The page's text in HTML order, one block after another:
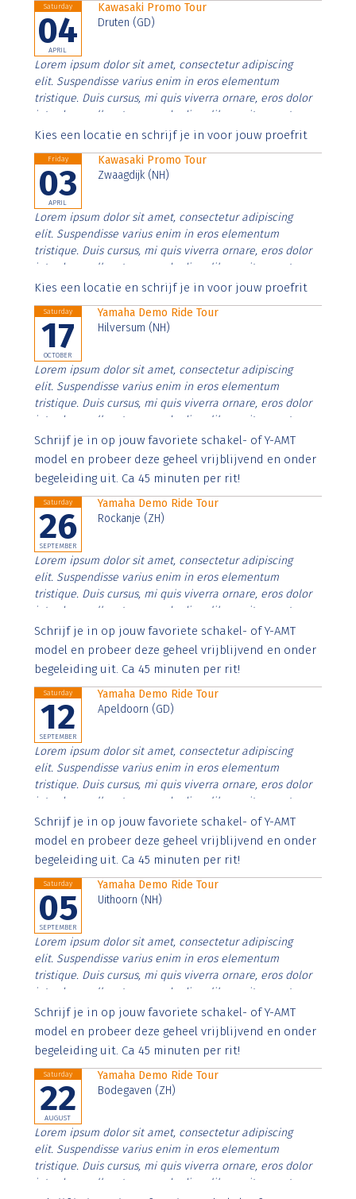
Saturday
04
APRIL
Kawasaki Promo Tour
Druten (GD)
Lorem ipsum dolor sit amet, consectetur adipiscing
elit. Suspendisse varius enim in eros elementum
tristique. Duis cursus, mi quis viverra ornare, eros dolor
interdum nulla, ut commodo diam libero vitae erat.
Aenean faucibus nibh et justo cursus id rutrum lorem
Kies een locatie en schrijf je in voor jouw proefrit
Friday
03
APRIL
Kawasaki Promo Tour
Zwaagdijk (NH)
Lorem ipsum dolor sit amet, consectetur adipiscing
elit. Suspendisse varius enim in eros elementum
tristique. Duis cursus, mi quis viverra ornare, eros dolor
interdum nulla, ut commodo diam libero vitae erat.
Aenean faucibus nibh et justo cursus id rutrum lorem
Kies een locatie en schrijf je in voor jouw proefrit
Saturday
17
OCTOBER
Yamaha Demo Ride Tour
Hilversum (NH)
Lorem ipsum dolor sit amet, consectetur adipiscing
elit. Suspendisse varius enim in eros elementum
tristique. Duis cursus, mi quis viverra ornare, eros dolor
interdum nulla, ut commodo diam libero vitae erat.
Aenean faucibus nibh et justo cursus id rutrum lorem
imperdiet. Nunc ut sem vitae risus tristique posuere.
Schrijf je in op jouw favoriete schakel- of Y-AMT
model en probeer deze geheel vrijblijvend en onder
begeleiding uit. Ca 45 minuten per rit!
Saturday
26
SEPTEMBER
Yamaha Demo Ride Tour
Rockanje (ZH)
Lorem ipsum dolor sit amet, consectetur adipiscing
elit. Suspendisse varius enim in eros elementum
tristique. Duis cursus, mi quis viverra ornare, eros dolor
interdum nulla, ut commodo diam libero vitae erat.
Aenean faucibus nibh et justo cursus id rutrum lorem
imperdiet. Nunc ut sem vitae risus tristique posuere.
Schrijf je in op jouw favoriete schakel- of Y-AMT
model en probeer deze geheel vrijblijvend en onder
begeleiding uit. Ca 45 minuten per rit!
Saturday
12
SEPTEMBER
Yamaha Demo Ride Tour
Apeldoorn (GD)
Lorem ipsum dolor sit amet, consectetur adipiscing
elit. Suspendisse varius enim in eros elementum
tristique. Duis cursus, mi quis viverra ornare, eros dolor
interdum nulla, ut commodo diam libero vitae erat.
Aenean faucibus nibh et justo cursus id rutrum lorem
imperdiet. Nunc ut sem vitae risus tristique posuere.
Schrijf je in op jouw favoriete schakel- of Y-AMT
model en probeer deze geheel vrijblijvend en onder
begeleiding uit. Ca 45 minuten per rit!
Saturday
05
SEPTEMBER
Yamaha Demo Ride Tour
Uithoorn (NH)
Lorem ipsum dolor sit amet, consectetur adipiscing
elit. Suspendisse varius enim in eros elementum
tristique. Duis cursus, mi quis viverra ornare, eros dolor
interdum nulla, ut commodo diam libero vitae erat.
Aenean faucibus nibh et justo cursus id rutrum lorem
imperdiet. Nunc ut sem vitae risus tristique posuere.
Schrijf je in op jouw favoriete schakel- of Y-AMT
model en probeer deze geheel vrijblijvend en onder
begeleiding uit. Ca 45 minuten per rit!
Saturday
22
AUGUST
Yamaha Demo Ride Tour
Bodegaven (ZH)
Lorem ipsum dolor sit amet, consectetur adipiscing
elit. Suspendisse varius enim in eros elementum
tristique. Duis cursus, mi quis viverra ornare, eros dolor
interdum nulla, ut commodo diam libero vitae erat.